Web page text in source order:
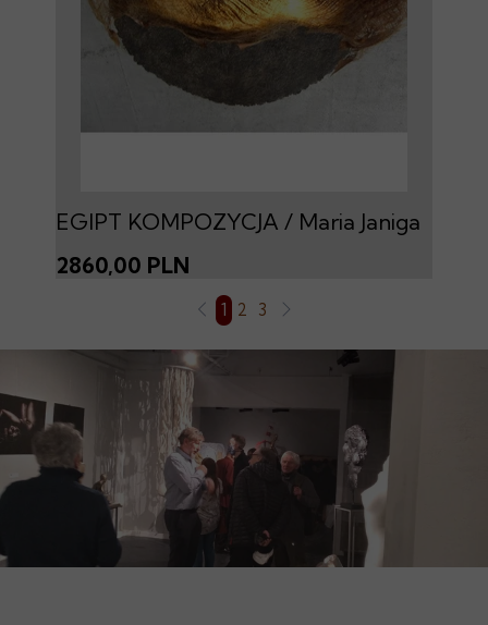
EGIPT KOMPOZYCJA / Maria Janiga
2860,00 PLN
1 2 3